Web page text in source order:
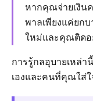
หากคุณจ่ายเงิน
พาลเพียงแค่ยก
ใหม่และคุณติดอ
การรู้กลอุบายเหล่
เองและคนที่คุณใส่